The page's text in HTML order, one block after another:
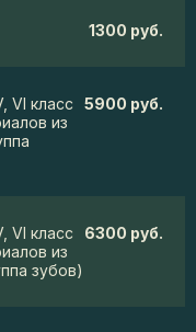
1300 руб.
VI класс
из
5900 руб.
VI класс
из
зубов)
6300 руб.